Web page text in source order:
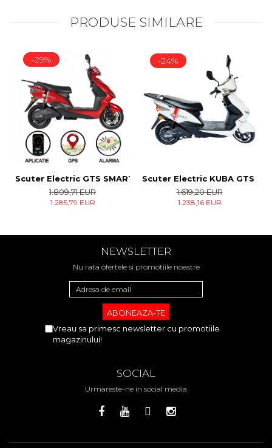
PRODUSE SIMILARE
-29%
Scuter Electric GTS SMART
1.809,71 EUR
1.285,79 EUR
-24%
Scuter Electric KUBA GTS Alb
1.619,20 EUR
1.238,16 EUR
NEWSLETTER
Nu rata ofertele si promotiile noastre
Vreau sa primesc newsletter cu promotiile
magazinului!
SOCIAL
Urmareste-ne in social media